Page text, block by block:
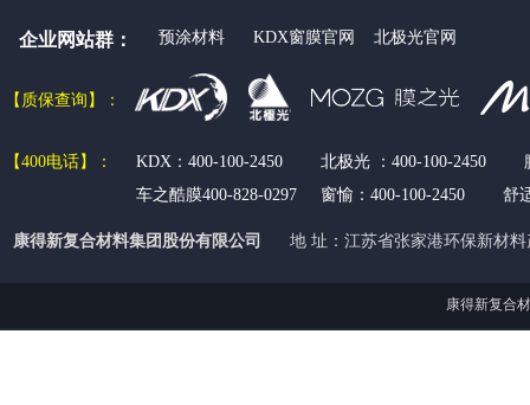
康得新复合材料集团股份有限公司 地 址：江苏省张家港环保新材
企业网站群：
康得新复合
【质保查询】：
【400电话】：
KDX：400-100-2450 北极光 ：400-100-2450
车之酷膜400-828-0297 窗愉： 400-100-2450 舒
预涂材料 KDX窗膜官网 北极光官网